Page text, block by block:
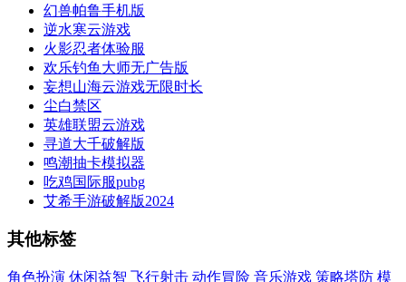
幻兽帕鲁手机版
逆水寒云游戏
火影忍者体验服
欢乐钓鱼大师无广告版
妄想山海云游戏无限时长
尘白禁区
英雄联盟云游戏
寻道大千破解版
鸣潮抽卡模拟器
吃鸡国际服pubg
艾希手游破解版2024
其他标签
角色扮演 休闲益智 飞行射击 动作冒险 音乐游戏 策略塔防 模